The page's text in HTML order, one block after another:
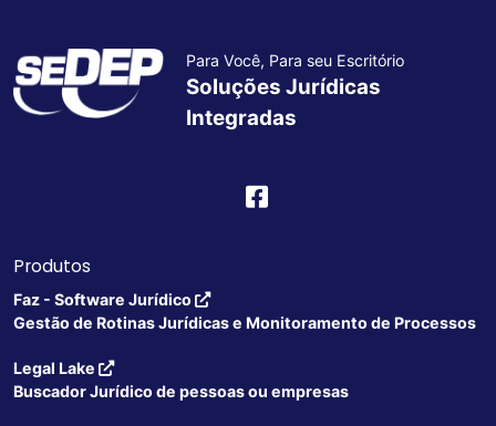
Para Você, Para seu Escritório
Soluções Jurídicas
Integradas
Produtos
Faz - Software Jurídico
Gestão de Rotinas Jurídicas e Monitoramento de Processos
Legal Lake
Buscador Jurídico de pessoas ou empresas